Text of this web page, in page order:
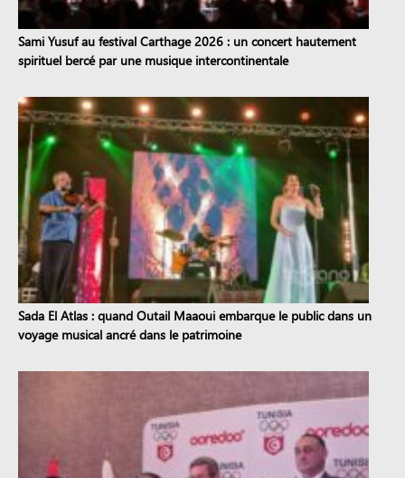
Sami Yusuf au festival Carthage 2026 : un concert hautement
spirituel bercé par une musique intercontinentale
Sada El Atlas : quand Outail Maaoui embarque le public dans un
voyage musical ancré dans le patrimoine